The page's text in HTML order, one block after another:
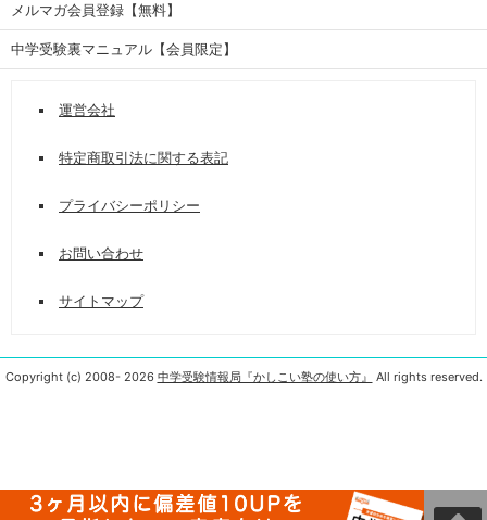
メルマガ会員登録【無料】
中学受験裏マニュアル【会員限定】
運営会社
特定商取引法に関する表記
プライバシーポリシー
お問い合わせ
サイトマップ
Copyright (c) 2008- 2026 中学受験情報局『かしこい塾の使い方』 All rights reserved.